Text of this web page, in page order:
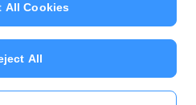
All
All Cookies